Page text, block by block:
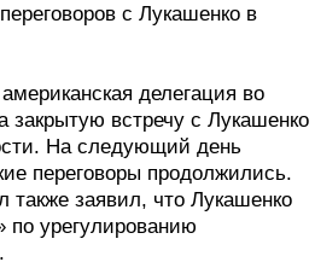
с Лукашенко в
делегация во
закрытую встречу с Лукашенко
На следующий день
переговоры продолжились.
также заявил, что Лукашенко
по урегулированию